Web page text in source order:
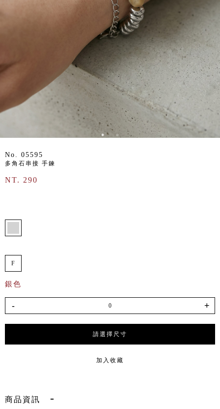
No. 05595
多角石串接 手鍊
NT. 290
F
銀色
- +
請選擇尺寸
加入收藏
商品資訊